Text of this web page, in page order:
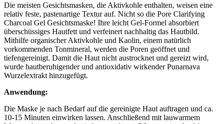
Die meisten Gesichtsmasken, die Aktivkohle enthalten, weisen eine
relativ feste, pastenartige Textur auf. Nicht so die Pore Clarifying
Charcoal Gel Gesichtsmaske! Ihre leicht Gel-Formel absorbiert
überschüssiges Hautfett und verfeinert nachhaltig das Hautbild.
Mithilfe organischer Aktivkohle und Kaolin, einem natürlich
vorkommenden Tonmineral, werden die Poren geöffnet und
tiefengereinigt. Damit die Haut nicht austrocknet und gereizt wird,
wurde hautberuhigender und antioxidativ wirkender Punarnava
Wurzelextrakt hinzugefügt.
Anwendung:
Die Maske je nach Bedarf auf die gereinigte Haut auftragen und ca.
10-15 Minuten einwirken lassen. Anschließend mit lauwarmem